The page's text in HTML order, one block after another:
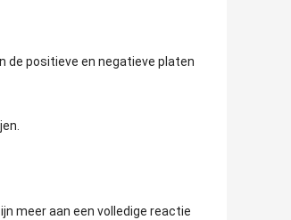
de positieve en negatieve platen
meer aan een volledige reactie